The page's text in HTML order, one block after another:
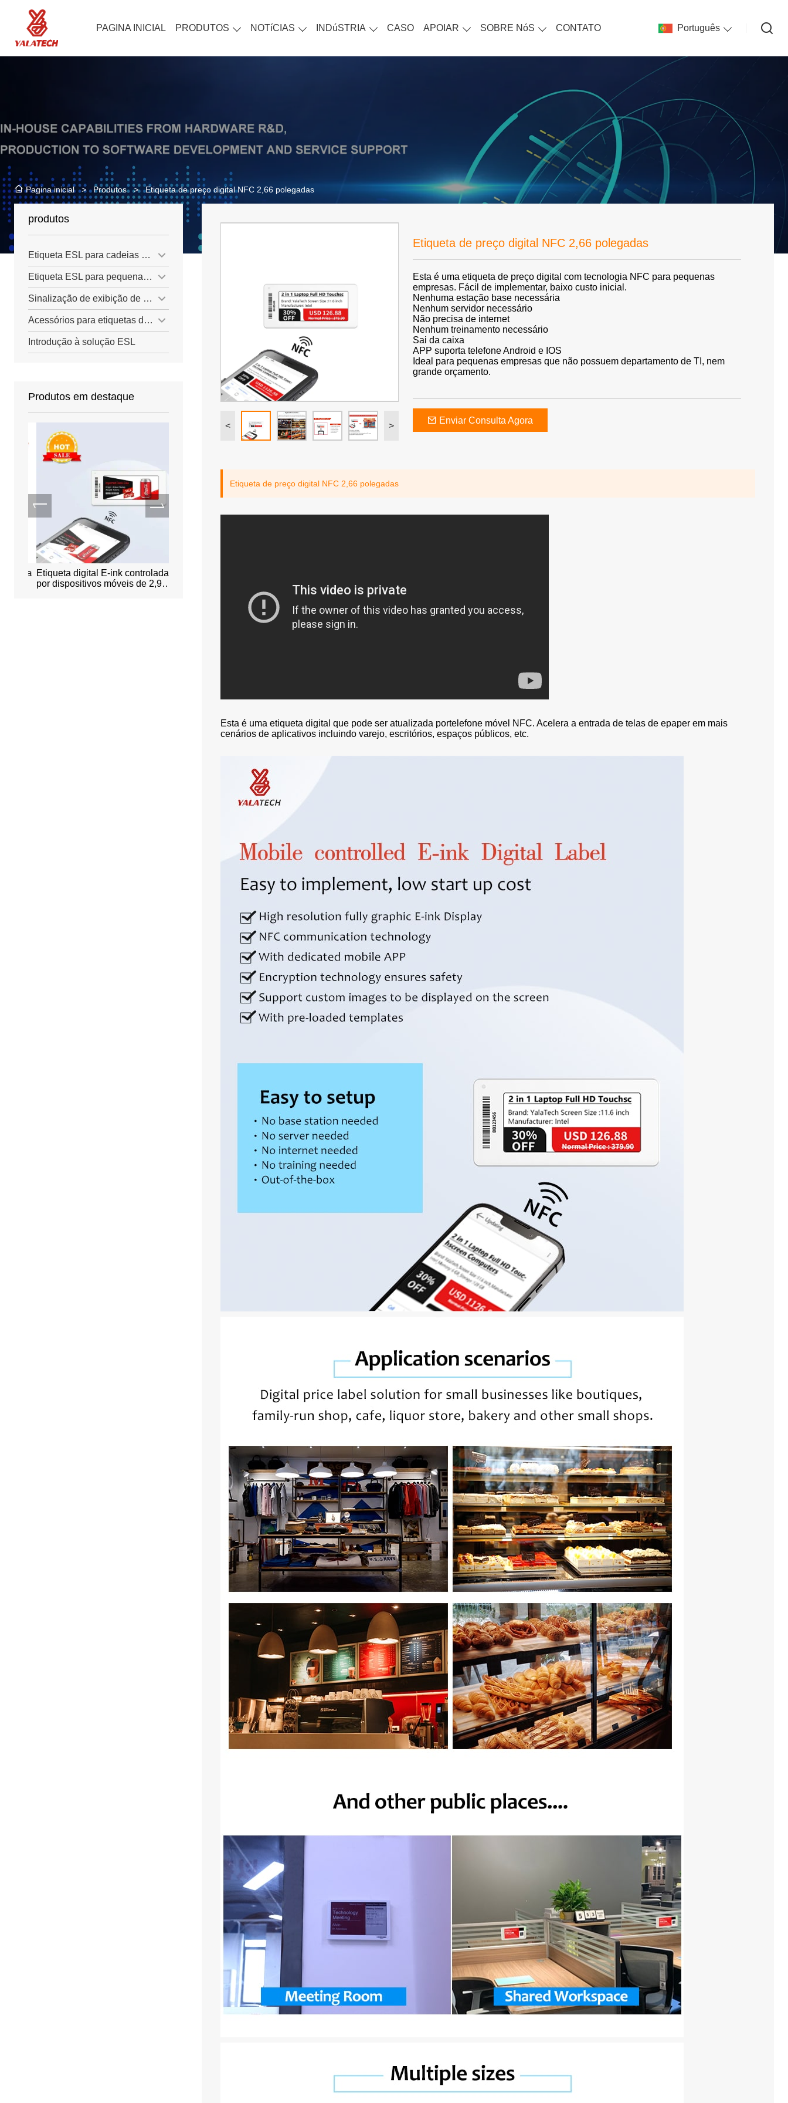
PAGINA INICIAL PRODUTOS NOTíCIAS INDúSTRIA CASO APOIAR SOBRE NóS CONTATO Português
Pagina inicial > Produtos > Etiqueta de preço digital NFC 2,66 polegadas
produtos
Etiqueta ESL para cadeias de lojas
Etiqueta ESL para pequenas lojas
Sinalização de exibição de papel eletrônico
Acessórios para etiquetas de preço ESL
Introdução à solução ESL
Produtos em destaque
Etiqueta digital E-ink controlada
por dispositivos móveis de 2,9
de 1,54 polegadas
< >
Etiqueta de preço digital NFC 2,66 polegadas
Esta é uma etiqueta de preço digital com tecnologia NFC para pequenas
empresas. Fácil de implementar, baixo custo inicial.
Nenhuma estação base necessária
Nenhum servidor necessário
Não precisa de internet
Nenhum treinamento necessário
Sai da caixa
APP suporta telefone Android e IOS
Ideal para pequenas empresas que não possuem departamento de TI, nem
grande orçamento.
Enviar Consulta Agora
Etiqueta de preço digital NFC 2,66 polegadas
Esta é uma etiqueta digital que pode ser atualizada portelefone móvel NFC. Acelera a entrada de telas de epaper em mais
cenários de aplicativos incluindo varejo, escritórios, espaços públicos, etc.